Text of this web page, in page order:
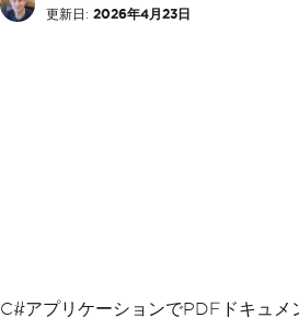
更新日: 2026年4月23日
C#アプリケーションでPDFドキュメ